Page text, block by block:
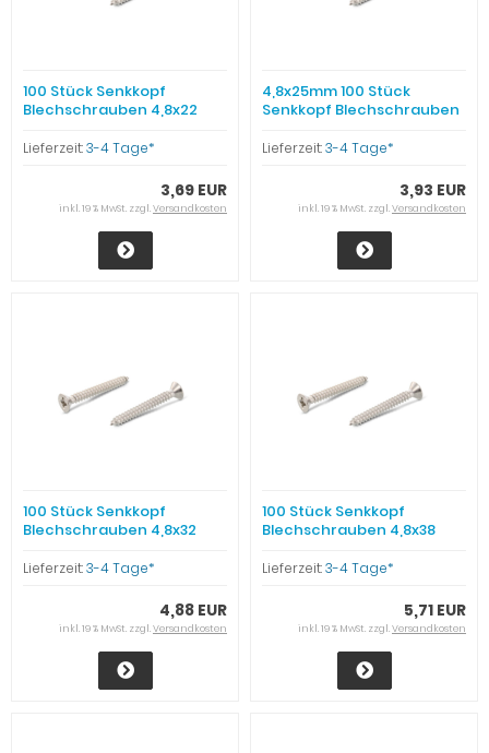
100 Stück Senkkopf
Blechschrauben 4,8x22
Lieferzeit:3-4 Tage*
3,69 EUR
inkl. 19 % MwSt. zzgl.Versandkosten
4,8x25mm 100 Stück
Senkkopf Blechschrauben
Lieferzeit:3-4 Tage*
3,93 EUR
inkl. 19 % MwSt. zzgl.Versandkosten
100 Stück Senkkopf
Blechschrauben 4,8x32
Lieferzeit:3-4 Tage*
4,88 EUR
inkl. 19 % MwSt. zzgl.Versandkosten
100 Stück Senkkopf
Blechschrauben 4,8x38
Lieferzeit:3-4 Tage*
5,71 EUR
inkl. 19 % MwSt. zzgl.Versandkosten